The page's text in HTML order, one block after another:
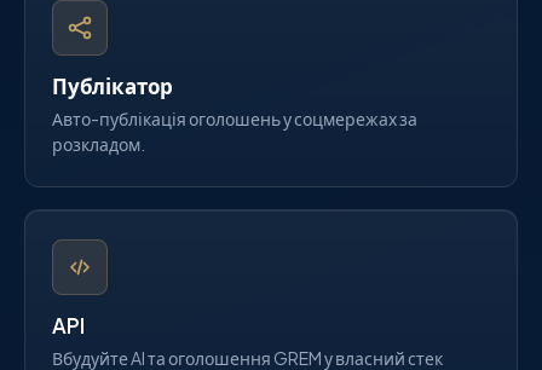
Публікатор
Авто-публікація оголошень у соцмережах за
розкладом.
API
Вбудуйте AI та оголошення GREM у власний стек